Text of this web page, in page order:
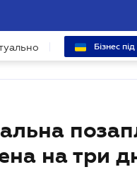
Бізнес
на три